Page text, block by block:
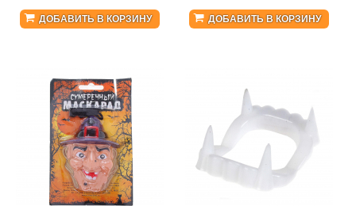
ДОБАВИТЬ В КОРЗИНУ ДОБАВИТЬ В КОРЗИНУ